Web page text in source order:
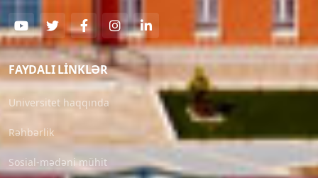
FAYDALI LINKLƏR
Universitet haqqında
Rəhbərlik
Sosial-mədəni mühit